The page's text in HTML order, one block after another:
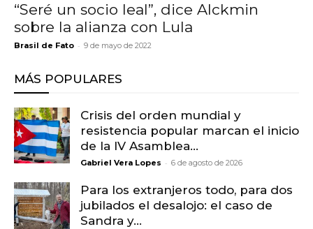
“Seré un socio leal”, dice Alckmin
sobre la alianza con Lula
Brasil de Fato - 9 de mayo de 2022
MÁS POPULARES
Crisis del orden mundial y
resistencia popular marcan el inicio
de la IV Asamblea...
Gabriel Vera Lopes - 6 de agosto de 2026
Para los extranjeros todo, para dos
jubilados el desalojo: el caso de
Sandra y...